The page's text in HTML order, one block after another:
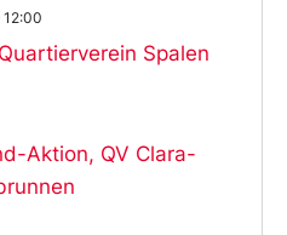
Spalen
12:00
Aktion, QV Clara-